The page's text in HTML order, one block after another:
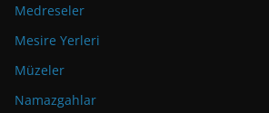
Medreseler
Mesire Yerleri
Müzeler
Namazgahlar